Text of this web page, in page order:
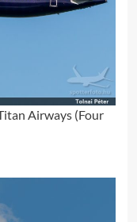
Airways (Four